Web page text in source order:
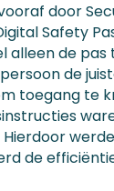
door
Safety
alleen de
de
toegang te
de